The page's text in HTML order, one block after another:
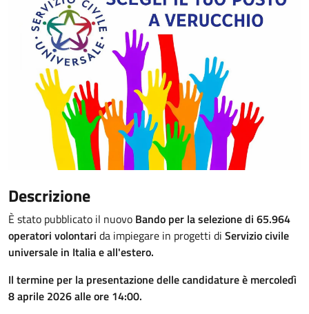
Descrizione
È stato pubblicato il nuovo Bando per la selezione di 65.964
operatori volontari da impiegare in progetti di Servizio civile
universale in Italia e all'estero.
Il termine per la presentazione delle candidature è mercoledì
8 aprile 2026 alle ore 14:00.